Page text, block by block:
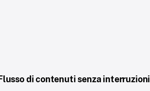
di contenuti senza interruzioni